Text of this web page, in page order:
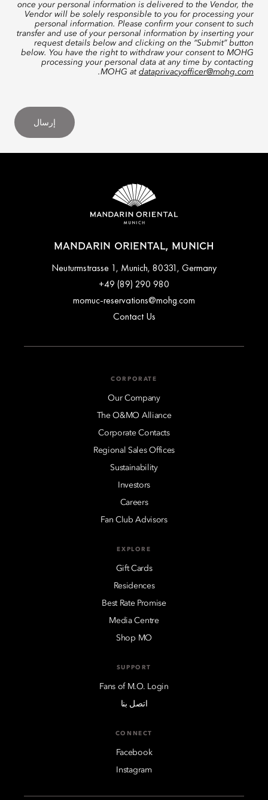
once your personal information is delivered to the Vendor, the
Vendor will be solely responsible to you for processing your
personal information. Please confirm your consent to such
transfer and use of your personal information by inserting your
request details below and clicking on the “Submit” button
below. You have the right to withdraw your consent to MOHG
processing your personal data at any time by contacting
MOHG at dataprivacyofficer@mohg.com
.
إرسال
MANDARIN ORIENTAL, MUNICH
Neuturmstrasse 1, Munich, 80331, Germany
+49 (89) 290 980
momuc-reservations@mohg.com
Contact Us
CORPORATE
Our Company
The O&MO Alliance
Corporate Contacts
Regional Sales Offices
Sustainability
Investors
Careers
Fan Club Advisors
EXPLORE
Gift Cards
Residences
Best Rate Promise
Media Centre
Shop MO
SUPPORT
Fans of M.O. Login
اتصل بنا
CONNECT
Facebook
Instagram